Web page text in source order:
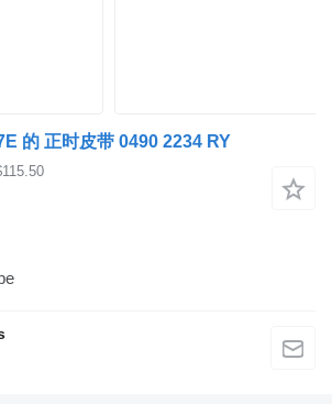
的 正时皮带 0490 2234 RY